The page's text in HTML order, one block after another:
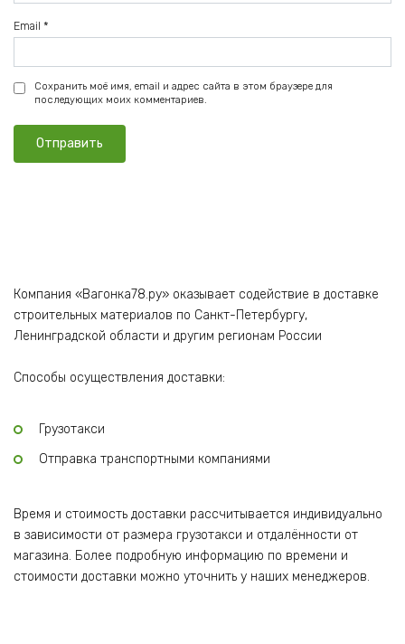
Email *
Сохранить моё имя, email и адрес сайта в этом браузере для
последующих моих комментариев.
Компания «Вагонка78.ру» оказывает содействие в доставке
строительных материалов по Санкт-Петербургу,
Ленинградской области и другим регионам России
Способы осуществления доставки:
Грузотакси
Отправка транспортными компаниями
Время и стоимость доставки рассчитывается индивидуально
в зависимости от размера грузотакси и отдалённости от
магазина. Более подробную информацию по времени и
стоимости доставки можно уточнить у наших менеджеров.